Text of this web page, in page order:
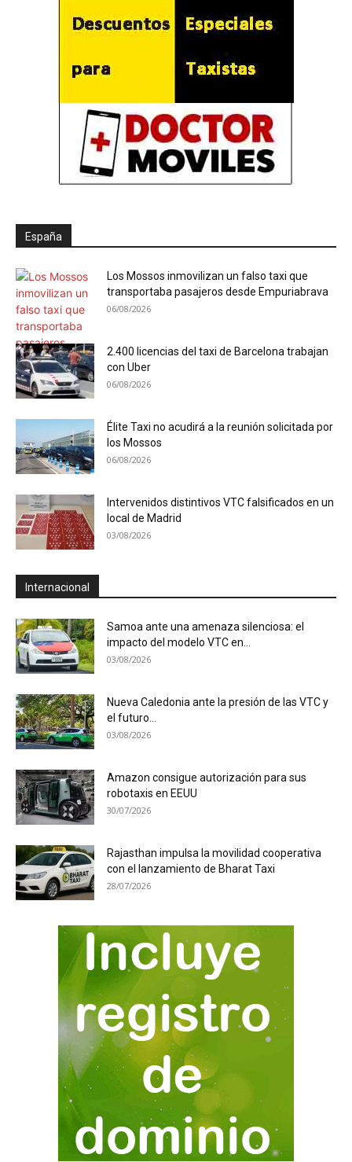
España
Los Mossos inmovilizan un falso taxi que
transportaba pasajeros desde Empuriabrava
06/08/2026
2.400 licencias del taxi de Barcelona trabajan
con Uber
06/08/2026
Élite Taxi no acudirá a la reunión solicitada por
los Mossos
06/08/2026
Intervenidos distintivos VTC falsificados en un
local de Madrid
03/08/2026
Internacional
Samoa ante una amenaza silenciosa: el
impacto del modelo VTC en...
03/08/2026
Nueva Caledonia ante la presión de las VTC y
el futuro...
03/08/2026
Amazon consigue autorización para sus
robotaxis en EEUU
30/07/2026
Rajasthan impulsa la movilidad cooperativa
con el lanzamiento de Bharat Taxi
28/07/2026